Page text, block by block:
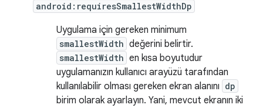
android:requiresSmallestWidthDp
Uygulama için gereken minimum
smallestWidth değerini belirtir.
smallestWidth en kısa boyutudur
uygulamanızın kullanıcı arayüzü tarafından
kullanılabilir olması gereken ekran alanını dp
birim olarak ayarlayın. Yani, mevcut ekranın iki